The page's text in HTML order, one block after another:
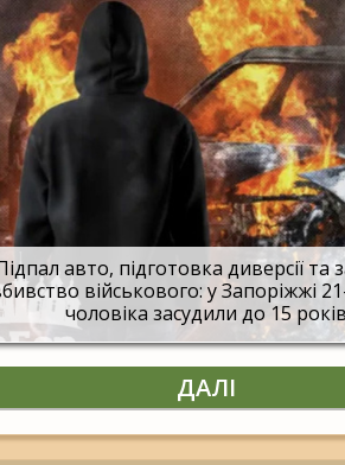
авто, підготовка диверсії та
військового: у Запоріжжі
чоловіка засудили до 15 років
ДАЛІ